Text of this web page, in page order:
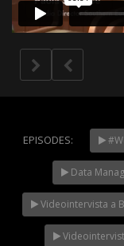
NOW PLAYING
EPISODES:
Data
Videointervista a